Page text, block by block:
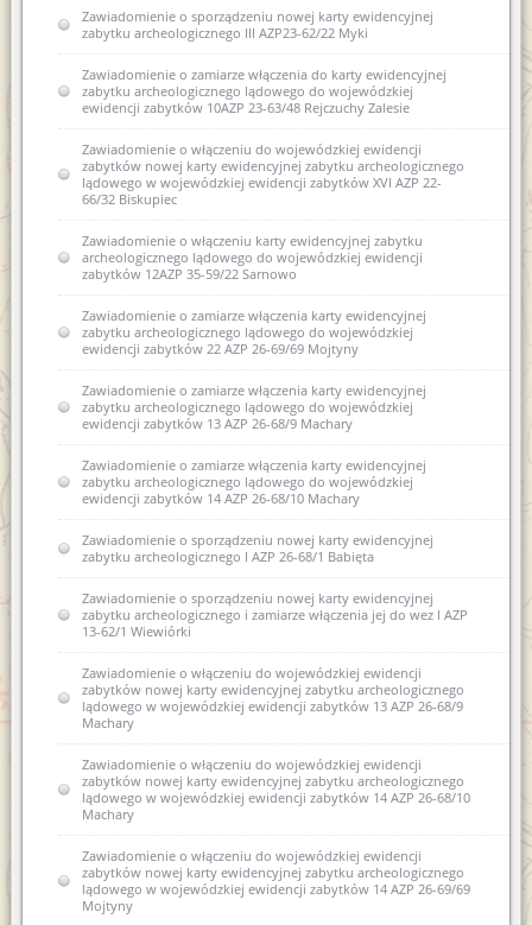
Zawiadomienie o sporządzeniu nowej karty ewidencyjnej
zabytku archeologicznego III AZP23-62/22 Myki
Zawiadomienie o zamiarze włączenia do karty ewidencyjnej
zabytku archeologicznego lądowego do wojewódzkiej
ewidencji zabytków 10AZP 23-63/48 Rejczuchy Zalesie
Zawiadomienie o włączeniu do wojewódzkiej ewidencji
zabytków nowej karty ewidencyjnej zabytku archeologicznego
lądowego w wojewódzkiej ewidencji zabytków XVI AZP 22-
66/32 Biskupiec
Zawiadomienie o włączeniu karty ewidencyjnej zabytku
archeologicznego lądowego do wojewódzkiej ewidencji
zabytków 12AZP 35-59/22 Sarnowo
Zawiadomienie o zamiarze włączenia karty ewidencyjnej
zabytku archeologicznego lądowego do wojewódzkiej
ewidencji zabytków 22 AZP 26-69/69 Mojtyny
Zawiadomienie o zamiarze włączenia karty ewidencyjnej
zabytku archeologicznego lądowego do wojewódzkiej
ewidencji zabytków 13 AZP 26-68/9 Machary
Zawiadomienie o zamiarze włączenia karty ewidencyjnej
zabytku archeologicznego lądowego do wojewódzkiej
ewidencji zabytków 14 AZP 26-68/10 Machary
Zawiadomienie o sporządzeniu nowej karty ewidencyjnej
zabytku archeologicznego I AZP 26-68/1 Babięta
Zawiadomienie o sporządzeniu nowej karty ewidencyjnej
zabytku archeologicznego i zamiarze włączenia jej do wez I AZP
13-62/1 Wiewiórki
Zawiadomienie o włączeniu do wojewódzkiej ewidencji
zabytków nowej karty ewidencyjnej zabytku archeologicznego
lądowego w wojewódzkiej ewidencji zabytków 13 AZP 26-68/9
Machary
Zawiadomienie o włączeniu do wojewódzkiej ewidencji
zabytków nowej karty ewidencyjnej zabytku archeologicznego
lądowego w wojewódzkiej ewidencji zabytków 14 AZP 26-68/10
Machary
Zawiadomienie o włączeniu do wojewódzkiej ewidencji
zabytków nowej karty ewidencyjnej zabytku archeologicznego
lądowego w wojewódzkiej ewidencji zabytków 14 AZP 26-69/69
Mojtyny